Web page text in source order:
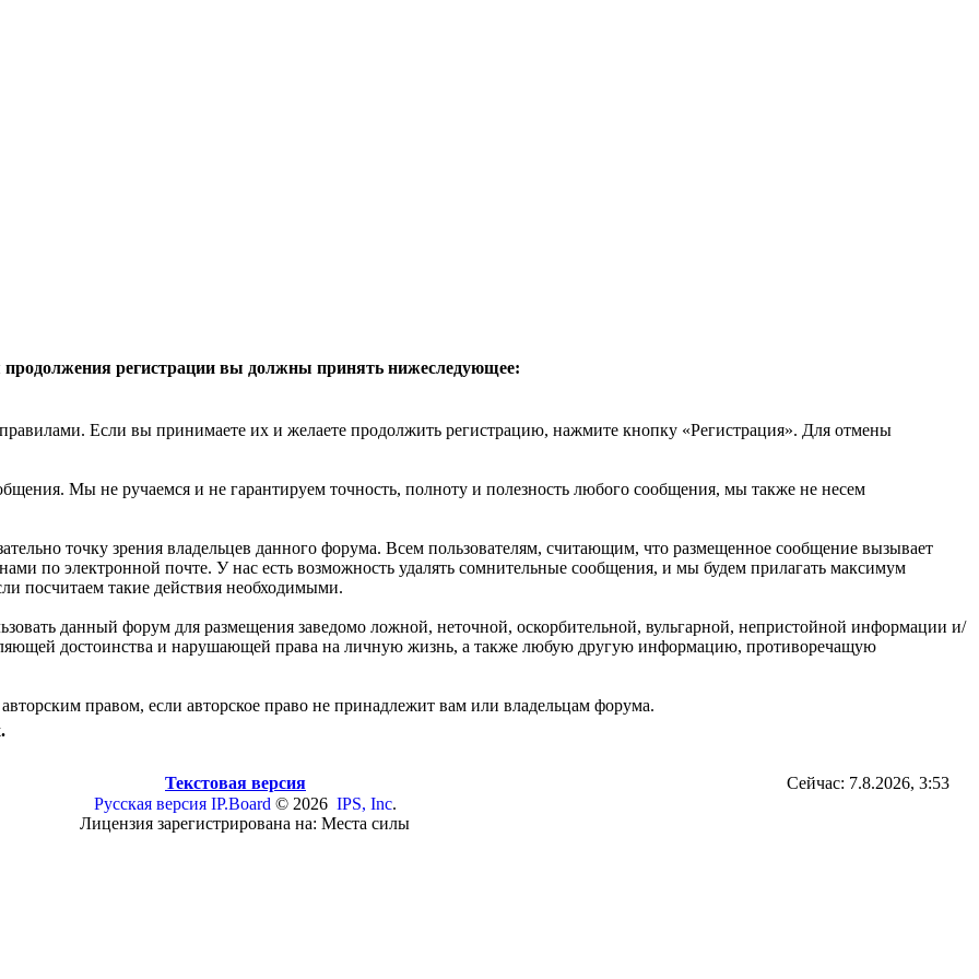
регистрации вы должны принять нижеследующее:
Если вы принимаете их и желаете продолжить регистрацию, нажмите кнопку «Регистрация». Для отмены
Мы не ручаемся и не гарантируем точность, полноту и полезность любого сообщения, мы также не несем
точку зрения владельцев данного форума. Всем пользователям, считающим, что размещенное сообщение вызывает
по электронной почте. У нас есть возможность удалять сомнительные сообщения, и мы будем прилагать максимум
посчитаем такие действия необходимыми.
данный форум для размещения заведомо ложной, неточной, оскорбительной, вульгарной, непристойной информации и/
достоинства и нарушающей права на личную жизнь, а также любую другую информацию, противоречащую
правом, если авторское право не принадлежит вам или владельцам форума.
Текстовая версия
Сейчас: 7.8.2026, 3:53
Русская версия IP.Board © 2026 IPS, Inc.
Лицензия зарегистрирована на: Места силы